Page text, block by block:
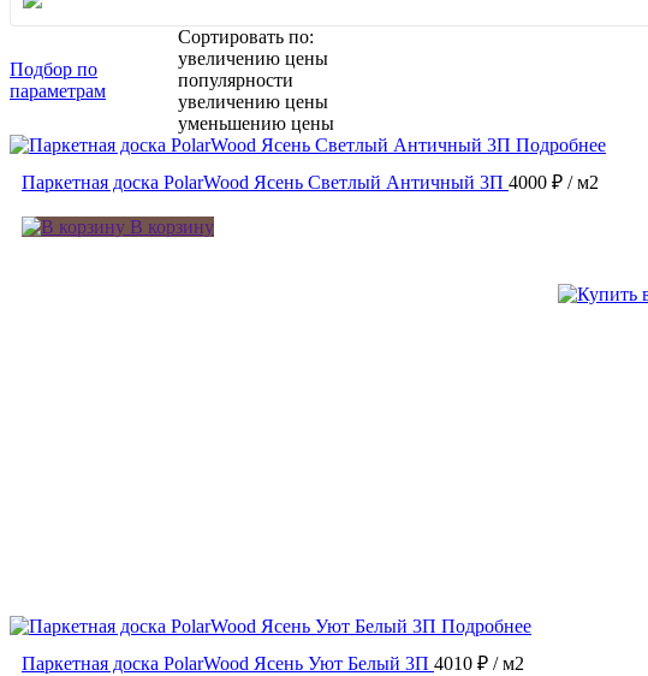
Подбор по
параметрам
Сортировать по:
увеличению цены
популярности
увеличению цены
уменьшению цены
Подробнее
Паркетная доска PolarWood Ясень Светлый Античный 3П 4000 ₽ / м2
В корзину
Подробнее
Паркетная доска PolarWood Ясень Уют Белый 3П 4010 ₽ / м2